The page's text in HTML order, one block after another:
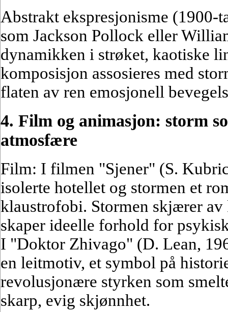
Abstrakt ekspresjonisme (1900-
som Jackson Pollock eller
dynamikken i strøket, kaotiske
komposisjon assosieres med
flaten av ren emosjonell
4. Film og animasjon: storm
atmosfære
Film: I filmen "Sjener" (S.
isolerte hotellet og stormen et
klaustrofobi. Stormen skjærer av
skaper ideelle forhold for
I "Doktor Zhivago" (D. Lean,
en leitmotiv, et symbol på
revolusjonære styrken som
skarp, evig skjønnhet.